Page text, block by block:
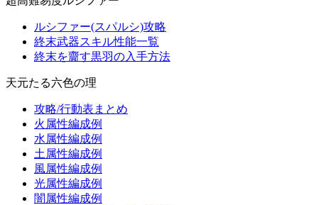
ルシファー(スパルシ)攻略
終末武器スキル性能一覧
終末を齎す黒羽の入手方法
天元たる六色の理
攻略/行動表まとめ
火属性編成例
水属性編成例
土属性編成例
風属性編成例
光属性編成例
闇属性編成例